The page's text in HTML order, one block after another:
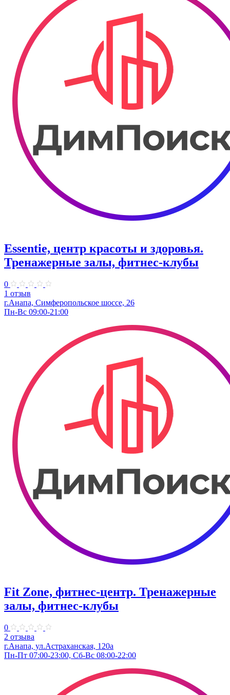
Essentie, центр красоты и здоровья.
Тренажерные залы, фитнес-клубы
0
1 отзыв
г.Анапа, Симферопольское шоссе, 26
Пн-Вс 09:00-21:00
Fit Zone, фитнес-центр. Тренажерные
залы, фитнес-клубы
0
2 отзыва
г.Анапа, ул.Астраханская, 120а
Пн-Пт 07:00-23:00, Сб-Вс 08:00-22:00